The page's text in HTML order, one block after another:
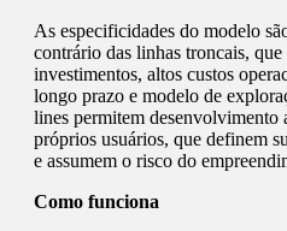
As especificidades do modelo
contrário das linhas troncais, que
investimentos, altos custos
longo prazo e modelo de
lines permitem desenvolvimento
próprios usuários, que definem
e assumem o risco do
Como funciona